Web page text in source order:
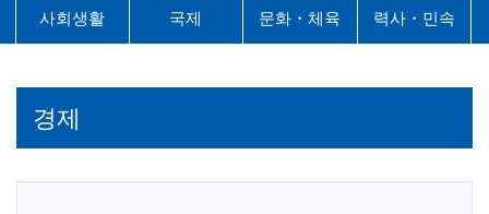
사회생활 국제 문화・체육 력사・민속
경제